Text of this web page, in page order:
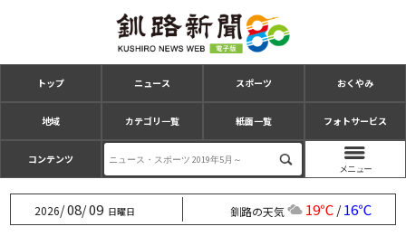
トップ ニュース スポーツ おくやみ
地域 カテゴリ一覧 紙面一覧 フォトサービス
コンテンツ
2026/08/09 日曜日 釧路の天気 19℃/16℃